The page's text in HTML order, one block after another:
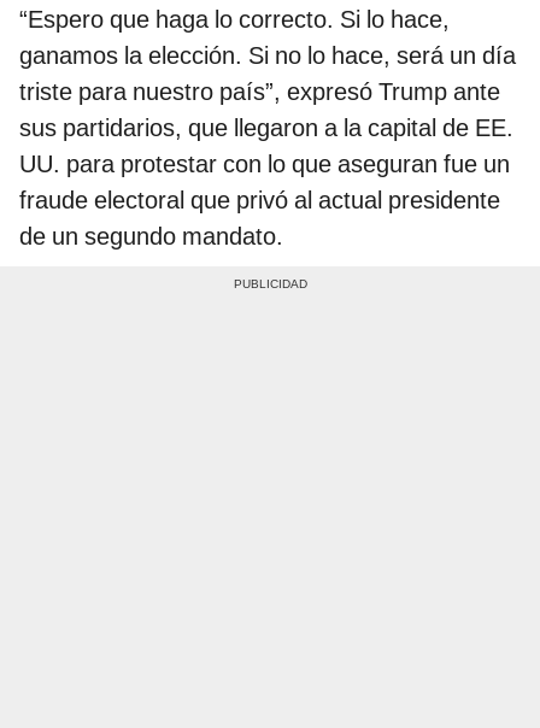
“Espero que haga lo correcto. Si lo hace,
ganamos la elección. Si no lo hace, será un día
triste para nuestro país”, expresó Trump ante
sus partidarios, que llegaron a la capital de EE.
UU. para protestar con lo que aseguran fue un
fraude electoral que privó al actual presidente
de un segundo mandato.